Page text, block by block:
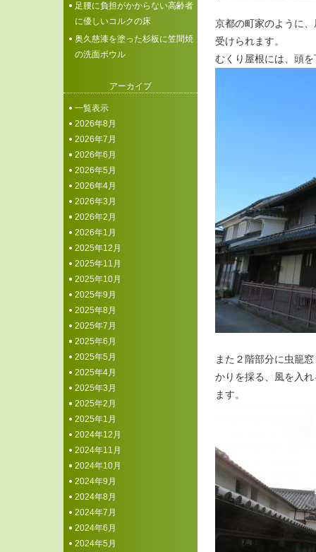
足腰に負担がかからない高齢者
に優しいコルクの床
奥久慈漆を塗った杉板に笠間焼
の洗面ボウル
アーカイブ
一覧表示
2026年8月
2026年7月
2026年6月
2026年5月
2026年4月
2026年3月
2026年2月
2026年1月
2025年12月
2025年11月
2025年10月
2025年9月
2025年8月
2025年7月
2025年6月
2025年5月
2025年4月
2025年3月
2025年2月
2025年1月
2024年12月
2024年11月
2024年10月
2024年9月
2024年8月
2024年7月
2024年6月
2024年5月
京都の町家のように
受けられます。
むくり屋根には、頭
また２階部分に虫籠
かりを採る、風を入
ます。